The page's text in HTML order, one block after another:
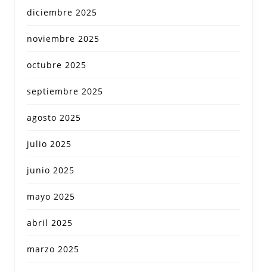
diciembre 2025
noviembre 2025
octubre 2025
septiembre 2025
agosto 2025
julio 2025
junio 2025
mayo 2025
abril 2025
marzo 2025